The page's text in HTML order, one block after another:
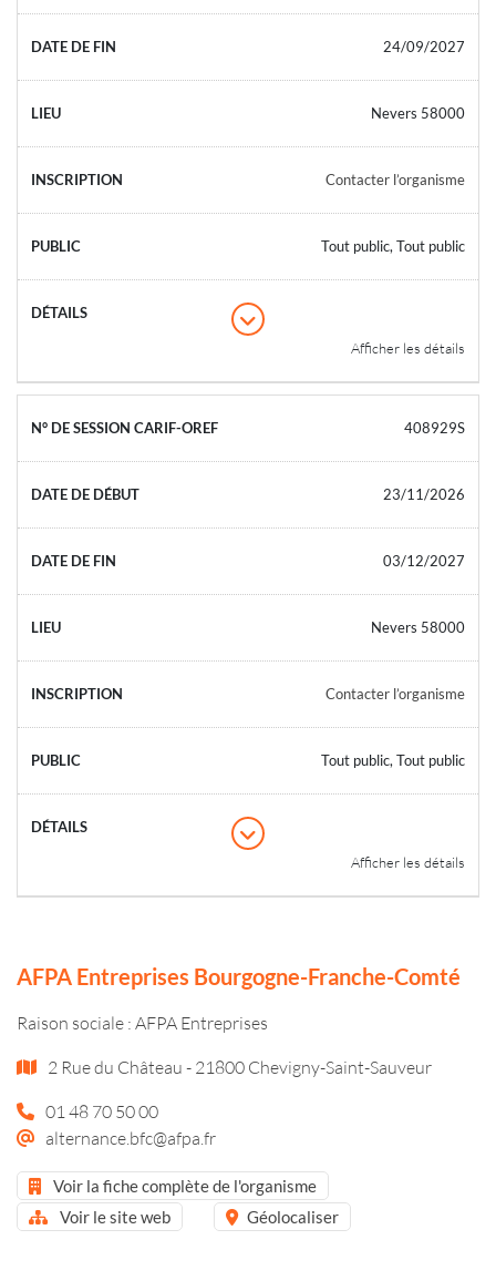
24/09/2027
Nevers 58000
Contacter l’organisme
Tout public, Tout public
Afficher les détails
408929S
23/11/2026
03/12/2027
Nevers 58000
Contacter l’organisme
Tout public, Tout public
Afficher les détails
AFPA Entreprises Bourgogne-Franche-Comté
Raison sociale : AFPA Entreprises
2 Rue du Château - 21800 Chevigny-Saint-Sauveur
01 48 70 50 00
alternance.bfc@afpa.fr
Voir la fiche complète de l'organisme
Voir le site web
Géolocaliser